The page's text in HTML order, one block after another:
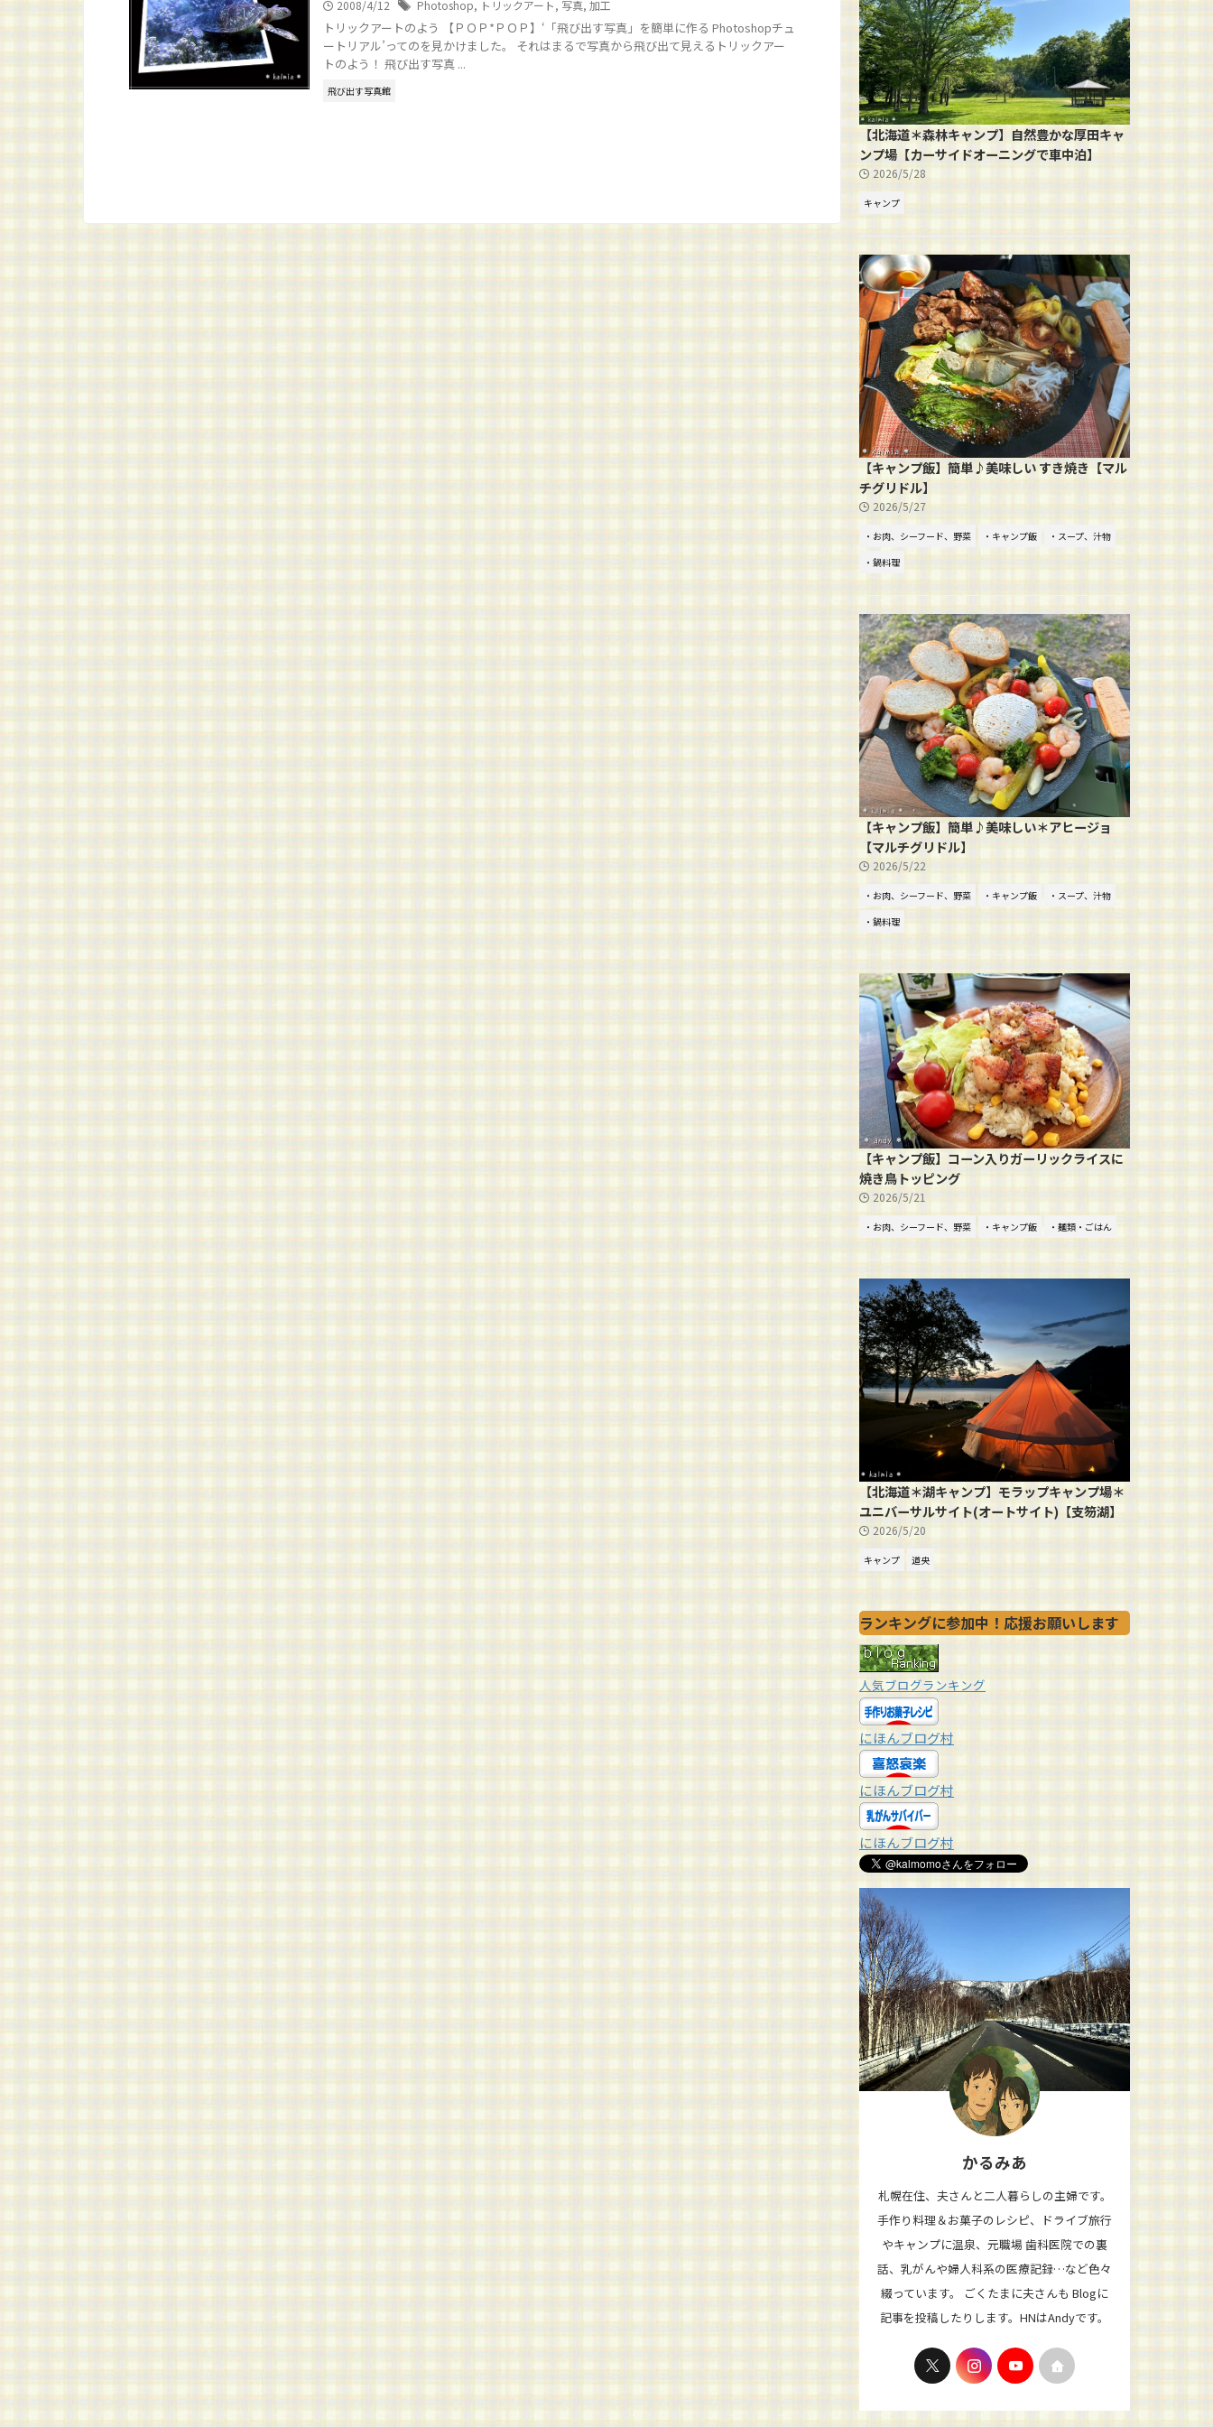
2008/4/12 Photoshop, トリックアート, 写真, 加工
トリックアートのよう 【ＰＯＰ*ＰＯＰ】‘「飛び出す写真」を簡単に作る Photoshopチュ
ートリアル’ってのを見かけました。 それはまるで写真から飛び出て見えるトリックアー
トのよう！ 飛び出す写真 ...
飛び出す写真館
【北海道＊森林キャンプ】自然豊かな厚田キャ
ンプ場【カーサイドオーニングで車中泊】
2026/5/28
キャンプ
【キャンプ飯】簡単♪美味しい すき焼き【マル
チグリドル】
2026/5/27
・お肉、シーフード、野菜 ・キャンプ飯
・スープ、汁物
・鍋料理
【キャンプ飯】簡単♪美味しい＊アヒージョ
【マルチグリドル】
2026/5/22
・お肉、シーフード、野菜 ・キャンプ飯
・スープ、汁物
・鍋料理
【キャンプ飯】コーン入りガーリックライスに
焼き鳥トッピング
2026/5/21
・お肉、シーフード、野菜 ・キャンプ飯 ・麺類・ごはん
【北海道＊湖キャンプ】モラップキャンプ場＊
ユニバーサルサイト(オートサイト)【支笏湖】
2026/5/20
キャンプ 道央
ランキングに参加中！応援お願いします
人気ブログランキング
にほんブログ村
にほんブログ村
にほんブログ村
かるみあ
札幌在住、夫さんと二人暮らしの主婦です。
手作り料理＆お菓子のレシピ、ドライブ旅行
やキャンプに温泉、元職場 歯科医院での裏
話、乳がんや婦人科系の医療記録…など色々
綴っています。 ごくたまに夫さんも Blogに
記事を投稿したりします。HNはAndyです。